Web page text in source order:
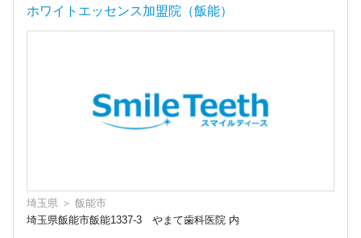
ホワイトエッセンス加盟院（飯能）
埼玉県 ＞ 飯能市
埼玉県飯能市飯能1337-3 やまて歯科医院 内